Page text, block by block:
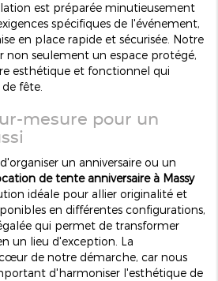
est préparée minutieusement
spécifiques de l'événement,
en place rapide et sécurisée. Notre
non seulement un espace protégé,
esthétique et fonctionnel qui
fête.
mesure pour un
un anniversaire ou un
de tente anniversaire à Massy
idéale pour allier originalité et
en différentes configurations,
qui permet de transformer
un lieu d'exception. La
de notre démarche, car nous
d'harmoniser l'esthétique de